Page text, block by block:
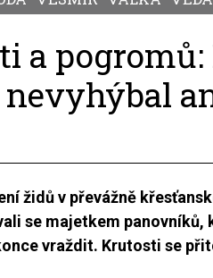
a
židů v převážně
se majetkem panovníků,
vraždit. Krutosti se